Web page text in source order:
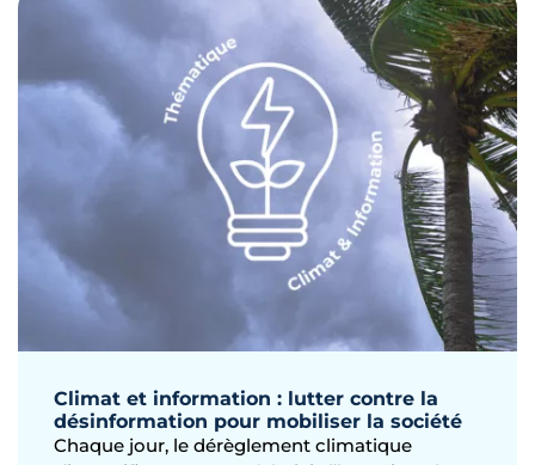
Climat et information : lutter contre la
désinformation pour mobiliser la société
Chaque jour, le dérèglement climatique